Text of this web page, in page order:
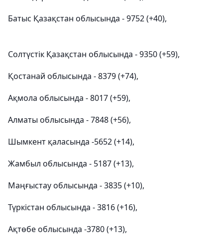
Батыс Қазақстан облысында - 9752 (+40),
Солтүстік Қазақстан облысында - 9350 (+59),
Қостанай облысында - 8379 (+74),
Ақмола облысында - 8017 (+59),
Алматы облысында - 7848 (+56),
Шымкент қаласында -5652 (+14),
Жамбыл облысында - 5187 (+13),
Маңғыстау облысында - 3835 (+10),
Түркістан облысында - 3816 (+16),
Ақтөбе облысында -3780 (+13),